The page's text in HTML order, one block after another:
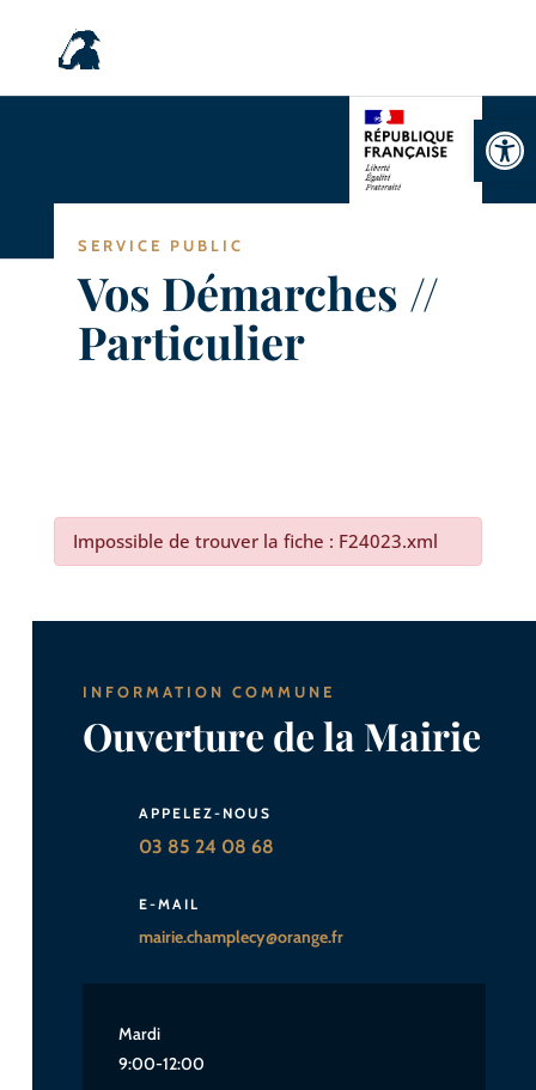
SERVICE PUBLIC
Vos Démarches //
Particulier
Impossible de trouver la fiche : F24023.xml
INFORMATION COMMUNE
Ouverture de la Mairie
APPELEZ-NOUS
03 85 24 08 68
E-MAIL
mairie.champlecy@orange.fr
Mardi
9:00-12:00
Ouvrir